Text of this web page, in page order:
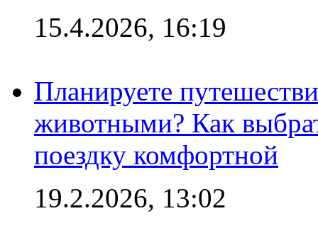
15.4.2026, 16:19
Планируете
животными? Как
поездку комфортной
19.2.2026, 13:02